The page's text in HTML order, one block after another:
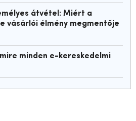
átvétel: Miért a
vásárlói élmény megmentője
minden e-kereskedelmi